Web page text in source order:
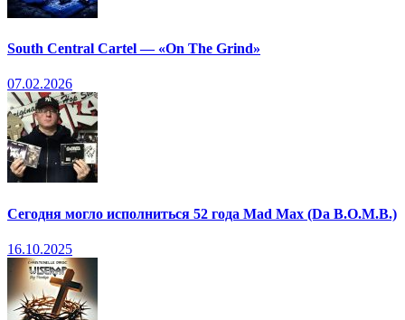
South Central Cartel — «On The Grind»
07.02.2026
Сегодня могло исполниться 52 года Mad Max (Da B.O.M.B.)
16.10.2025